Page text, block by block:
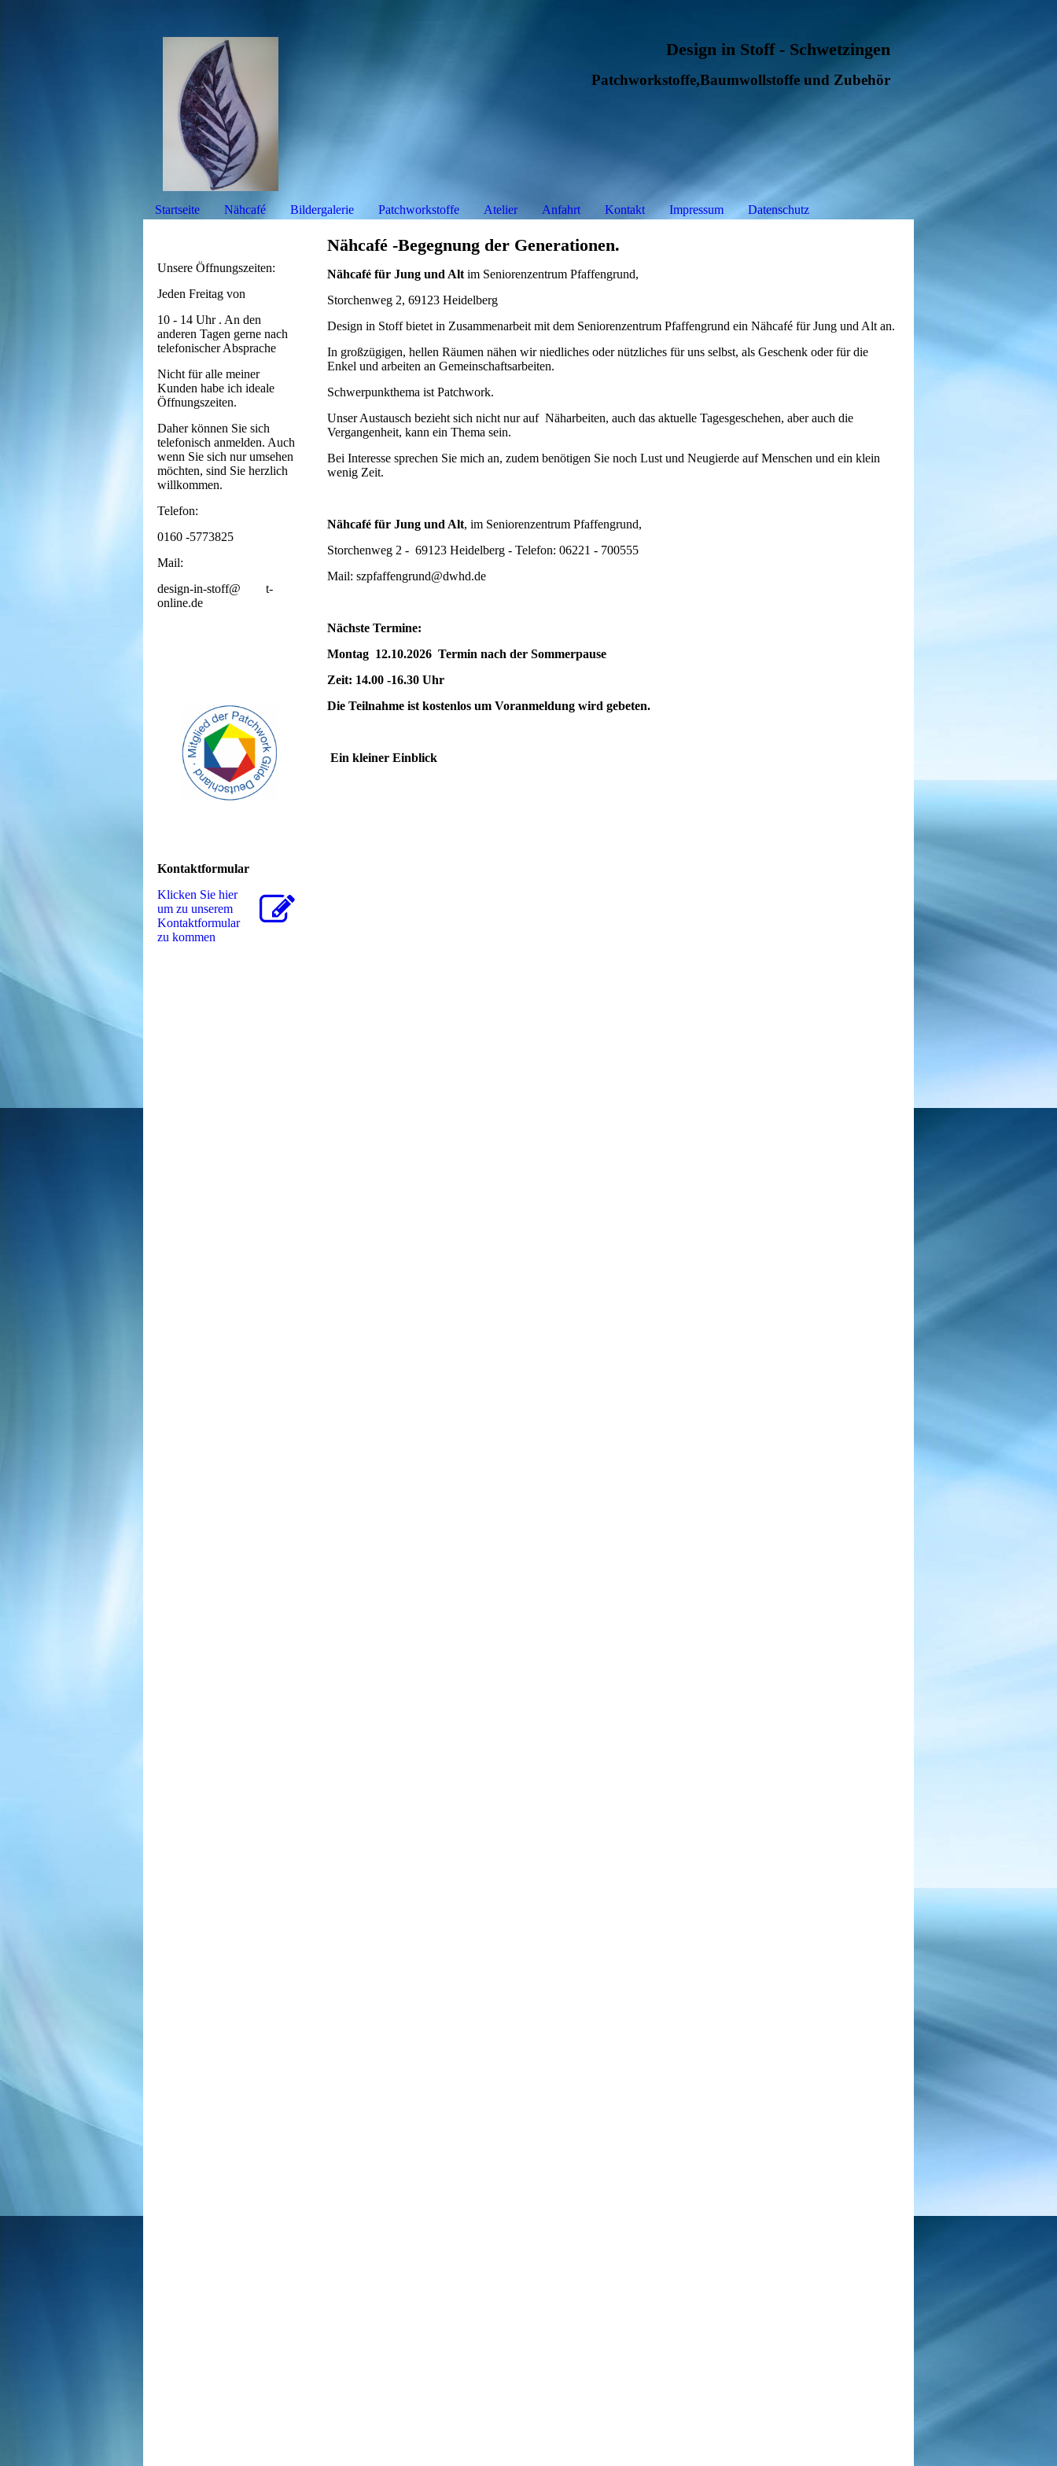
Design in Stoff - Schwetzingen
Patchworkstoffe,Baumwollstoffe und Zubehör
Startseite Nähcafé Bildergalerie Patchworkstoffe Atelier Anfahrt Kontakt Impressum Datenschutz
Unsere Öffnungszeiten:
Jeden Freitag von
10 - 14 Uhr . An den
anderen Tagen gerne nach
telefonischer Absprache
Nicht für alle meiner
Kunden habe ich ideale
Öffnungszeiten.
Daher können Sie sich
telefonisch anmelden. Auch
wenn Sie sich nur umsehen
möchten, sind Sie herzlich
willkommen.
Telefon:
0160 -5773825
Mail:
design-in-stoff@ t-
online.de
Kontaktformular
Klicken Sie hier
um zu unserem
Kon­takt­for­mu­lar
zu kommen
Nähcafé -Begegnung der Generationen.
Nähcafé für Jung und Alt im Seniorenzentrum Pfaffengrund,
Storchenweg 2, 69123 Heidelberg
Design in Stoff bietet in Zusammenarbeit mit dem Seniorenzentrum Pfaffengrund ein Nähcafé für Jung und Alt an.
In großzügigen, hellen Räumen nähen wir niedliches oder nützliches für uns selbst, als Geschenk oder für die
Enkel und arbeiten an Gemeinschaftsarbeiten.
Schwerpunkthema ist Patchwork.
Unser Austausch bezieht sich nicht nur auf Näharbeiten, auch das aktuelle Tagesgeschehen, aber auch die
Vergangenheit, kann ein Thema sein.
Bei Interesse sprechen Sie mich an, zudem benötigen Sie noch Lust und Neugierde auf Menschen und ein klein
wenig Zeit.
Nähcafé für Jung und Alt, im Seniorenzentrum Pfaffengrund,
Storchenweg 2 - 69123 Heidelberg - Telefon: 06221 - 700555
Mail: szpfaffengrund@dwhd.de
Nächste Termine:
Montag 12.10.2026 Termin nach der Sommerpause
Zeit: 14.00 -16.30 Uhr
Die Teilnahme ist kostenlos um Voranmeldung wird gebeten.
Ein kleiner Einblick